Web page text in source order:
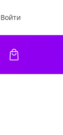
Войти